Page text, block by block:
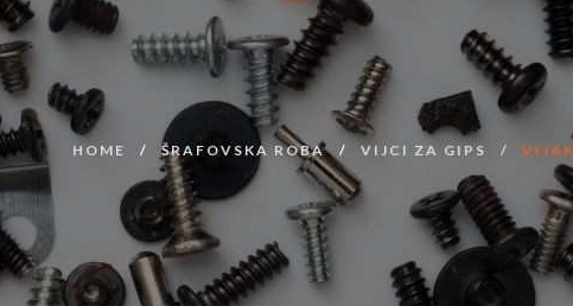
HOME ŠRAFOVSKA ROBA VIJCI ZA GIPS